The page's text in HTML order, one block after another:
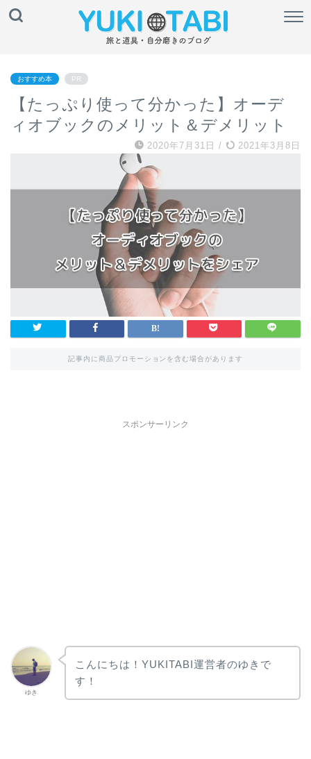
おすすめ本 PR
【たっぷり使って分かった】オーデ
ィオブックのメリット＆デメリット
2020年7月31日 / 2021年3月8日
記事内に商品プロモーションを含む場合があります
スポンサーリンク
ゆき
こんにちは！YUKITABI運営者のゆきで
す！